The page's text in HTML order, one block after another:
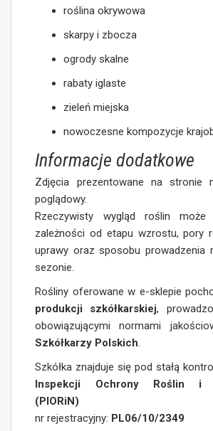
roślina okrywowa
skarpy i zbocza
ogrody skalne
rabaty iglaste
zieleń miejska
nowoczesne kompozycje
Informacje dodatkowe
Zdjęcia prezentowane na stronie
poglądowy.
Rzeczywisty wygląd roślin
zależności od etapu wzrostu, pory
uprawy oraz sposobu prowadzenia
sezonie.
Rośliny oferowane w e-sklepie
produkcji szkółkarskiej,
obowiązującymi normami
Szkółkarzy Polskich
Szkółka znajduje się pod stałą
Inspekcji Ochrony Roślin i
(PIORiN)
nr rejestracyjny: PL06/10/2349